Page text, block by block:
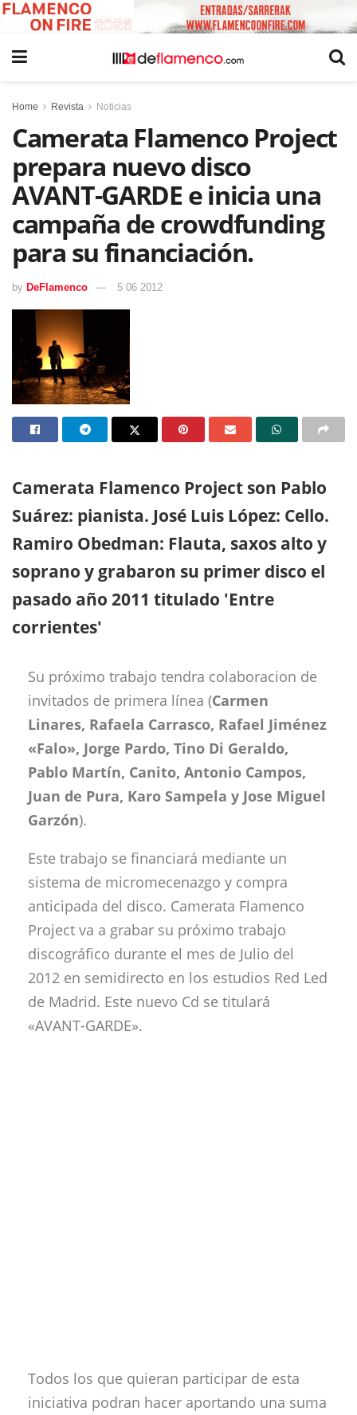
Home Revista Noticias
Camerata Flamenco Project
prepara nuevo disco
AVANT-GARDE e inicia una
campaña de crowdfunding
para su financiación.
by DeFlamenco 5 06 2012
Camerata Flamenco Project son Pablo
Suárez: pianista. José Luis López: Cello.
Ramiro Obedman: Flauta, saxos alto y
soprano y grabaron su primer disco el
pasado año 2011 titulado 'Entre
corrientes'
Su próximo trabajo tendra colaboracion de
invitados de primera línea (Carmen
Linares, Rafaela Carrasco, Rafael Jiménez
«Falo», Jorge Pardo, Tino Di Geraldo,
Pablo Martín, Canito, Antonio Campos,
Juan de Pura, Karo Sampela y Jose Miguel
Garzón).
Este trabajo se financiará mediante un
sistema de micromecenazgo y compra
anticipada del disco. Camerata Flamenco
Project va a grabar su próximo trabajo
discográfico durante el mes de Julio del
2012 en semidirecto en los estudios Red Led
de Madrid. Este nuevo Cd se titulará
«AVANT-GARDE».
Todos los que quieran participar de esta
iniciativa podran hacer aportando una suma